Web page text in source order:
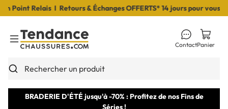
Relais I Retours & Échanges OFFERTS* 14 jours pour vous
Toggle Menu
Rechercher un produit
ContactPanier
BRADERIE D'ÉTÉ jusqu'à -70% : Profitez de nos Fins de
Séries !